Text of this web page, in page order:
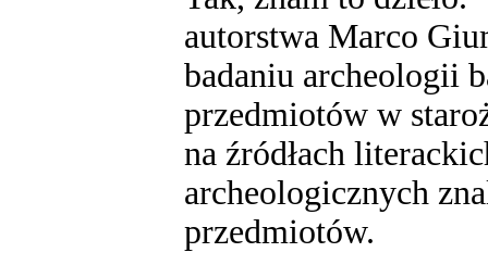
autorstwa Marco
badaniu archeologii
przedmiotów w
na źródłach
archeologicznych
przedmiotów.